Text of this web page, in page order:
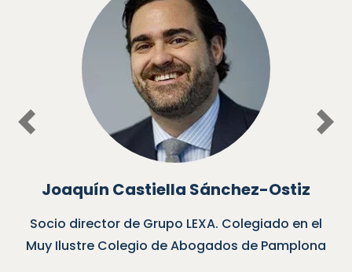
Joaquín Castiella Sánchez-Ostiz
Socio director de Grupo LEXA. Colegiado en el
Muy Ilustre Colegio de Abogados de Pamplona
Previous